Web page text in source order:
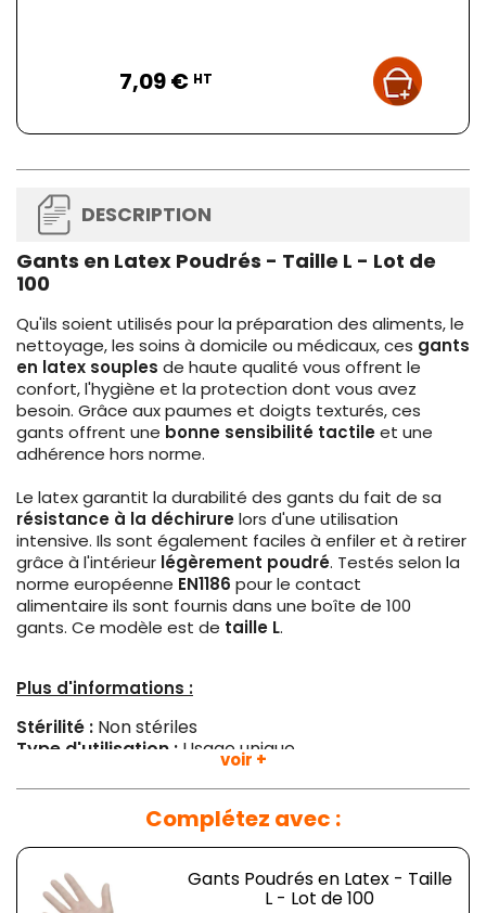
7,09 € HT
DESCRIPTION
Gants en Latex Poudrés - Taille L - Lot de
100
Qu'ils soient utilisés pour la préparation des aliments, le
nettoyage, les soins à domicile ou médicaux, ces gants
en latex souples de haute qualité vous offrent le
confort, l'hygiène et la protection dont vous avez
besoin. Grâce aux paumes et doigts texturés, ces
gants offrent une bonne sensibilité tactileet une
adhérence hors norme.
Le latex garantit la durabilité des gants du fait de sa
résistance à la déchirurelors d'une utilisation
intensive. Ils sont également faciles à enfiler et à retirer
grâce à l'intérieur légèrement poudré. Testés selon la
norme européenne EN1186 pour le contact
alimentaire ils sont fournis dans une boîte de 100
gants. Ce modèle est de taille L.
Plus d'informations :
Stérilité : Non stériles
Type d'utilisation : Usage unique
Conforme à la norme BS EN 455
Taille :L
voir +
Complétez avec :
Gants Poudrés en Latex - Taille
L - Lot de 100